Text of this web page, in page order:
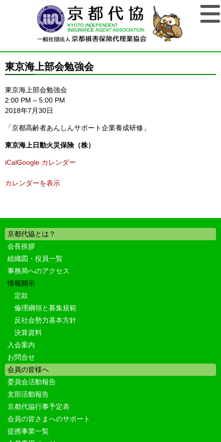
東京海上部会勉強会
東京海上部会勉強会
2:00 PM – 5:00 PM
2018年7月30日
「京都高齢者あんしんサポート企業養成研修」
東京海上日動火災保険（株）
iCalGoogle カレンダー
カレンダーを表示
京都代協とは？
会長挨拶
組織図・役員一覧
事務局へのアクセス
情報開示
定款
倫理綱領と募集規範
反社会勢力基本方針
決算資料
入会案内
お問合せ
会員の皆様へ
委員会活動報告
支部活動報告
京都代協行事予定表
会員の皆さまへのサポート
提携事業一覧